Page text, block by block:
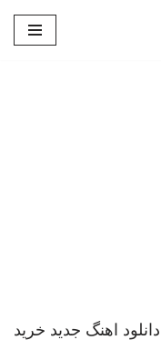
دانلود اهنگ جدید خرید